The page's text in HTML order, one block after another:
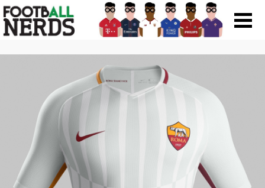
Search
Prodotti
Accessori